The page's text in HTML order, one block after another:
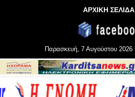
ΑΡΧΙΚΗ ΣΕΛΙΔΑ
Παρασκευή, 7 Αυγούστου 2026